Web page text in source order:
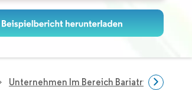
Unternehmen Im Bereich Bariatrische